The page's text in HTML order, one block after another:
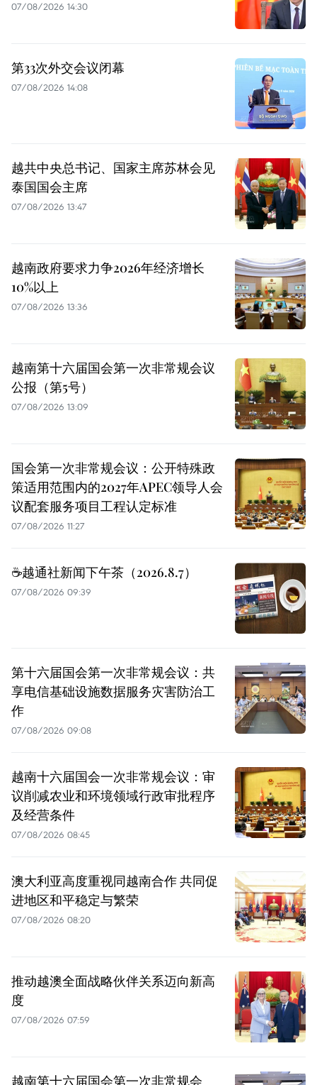
07/08/2026 14:30
第33次外交会议闭幕
07/08/2026 14:08
越共中央总书记、国家主席苏林会见
泰国国会主席
07/08/2026 13:47
越南政府要求力争2026年经济增长
10%以上
07/08/2026 13:36
越南第十六届国会第一次非常规会议
公报（第5号）
07/08/2026 13:09
国会第一次非常规会议：公开特殊政
策适用范围内的2027年APEC领导人会
议配套服务项目工程认定标准
07/08/2026 11:27
☕️越通社新闻下午茶（2026.8.7）
07/08/2026 09:39
第十六届国会第一次非常规会议：共
享电信基础设施数据服务灾害防治工
作
07/08/2026 09:08
越南十六届国会一次非常规会议：审
议削减农业和环境领域行政审批程序
及经营条件
07/08/2026 08:45
澳大利亚高度重视同越南合作 共同促
进地区和平稳定与繁荣
07/08/2026 08:20
推动越澳全面战略伙伴关系迈向新高
度
07/08/2026 07:59
越南第十六届国会第一次非常规会